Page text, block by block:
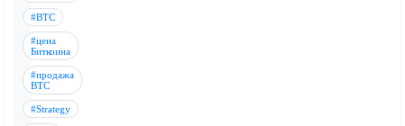
#BTC
#цена
Биткоина
#продажа
BTC
#Strategy